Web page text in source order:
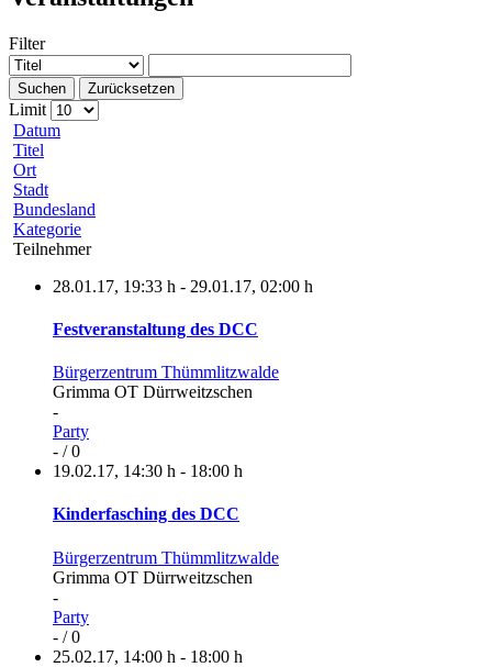
Filter
Suchen Zurücksetzen
Limit
Datum
Titel
Ort
Stadt
Bundesland
Kategorie
Teilnehmer
28.01.17, 19:33 h - 29.01.17, 02:00 h
Festveranstaltung des DCC
Bürgerzentrum Thümmlitzwalde
Grimma OT Dürrweitzschen
-
Party
- / 0
19.02.17, 14:30 h - 18:00 h
Kinderfasching des DCC
Bürgerzentrum Thümmlitzwalde
Grimma OT Dürrweitzschen
-
Party
- / 0
25.02.17, 14:00 h - 18:00 h